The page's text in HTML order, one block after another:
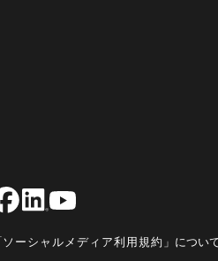
ソーシャルメディア利用規約 」につい